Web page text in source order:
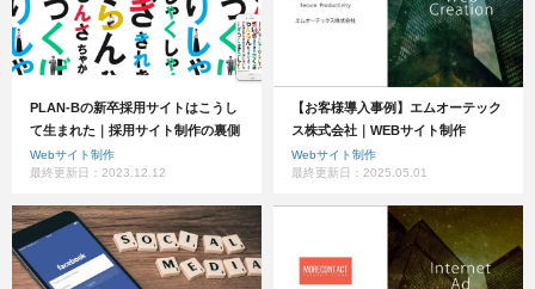
PLAN-Bの新卒採用サイトはこうし
て生まれた｜採用サイト制作の裏側
Webサイト制作
最終更新日：2023.12.12
【お客様導入事例】エムオーテック
ス株式会社｜WEBサイト制作
Webサイト制作
最終更新日：2025.05.01